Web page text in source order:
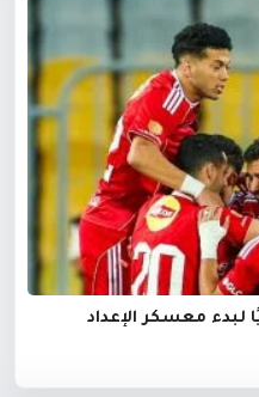
لبدء معسكر الإعداد